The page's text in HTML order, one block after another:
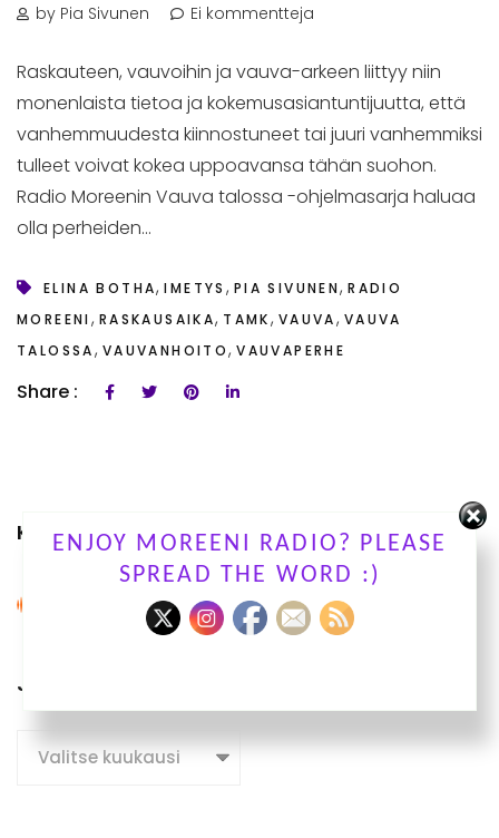
by Pia Sivunen Ei kommentteja
Raskauteen, vauvoihin ja vauva-arkeen liittyy niin
monenlaista tietoa ja kokemusasiantuntijuutta, että
vanhemmuudesta kiinnostuneet tai juuri vanhemmiksi
tulleet voivat kokea uppoavansa tähän suohon.
Radio Moreenin Vauva talossa -ohjelmasarja haluaa
olla perheiden...
ELINA BOTHA,IMETYS , PIA SIVUNEN,RADIO
MOREENI, RASKAUSAIKA, TAMK, VAUVA, VAUVA
TALOSSA, VAUVANHOITO,VAUVAPERHE
Share :
KUUNTELE OHJELMIAMME
JUTTUARKISTO
Juttuarkisto
ENJOY MOREENI RADIO? PLEASE
SPREAD THE WORD :)